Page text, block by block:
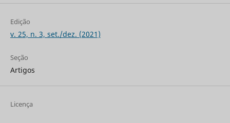
Edição
v. 25, n. 3, set./dez. (2021)
Seção
Artigos
Licença